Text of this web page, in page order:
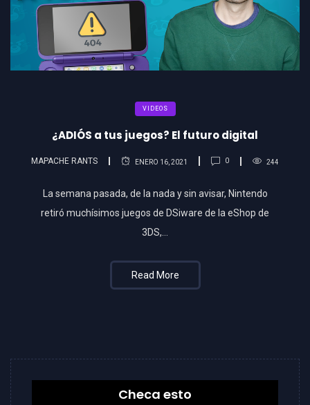
VIDEOS
¿ADIÓS a tus juegos? El futuro digital
MAPACHE RANTS ENERO 16, 2021 0 244
La semana pasada, de la nada y sin avisar, Nintendo
retiró muchísimos juegos de DSiware de la eShop de
3DS,…
Read More
Checa esto